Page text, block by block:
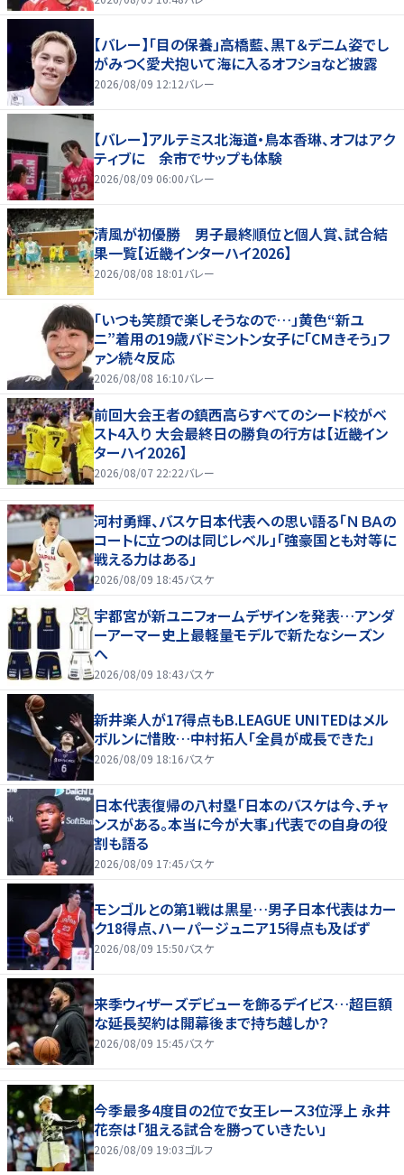
【バレー】「目の保養」高橋藍、黒Ｔ＆デニム姿でし
がみつく愛犬抱いて海に入るオフショなど披露
2026/08/09 12:12バレー
【バレー】アルテミス北海道・鳥本香琳、オフはアク
ティブに 余市でサップも体験
2026/08/09 06:00バレー
清風が初優勝 男子最終順位と個人賞、試合結
果一覧【近畿インターハイ2026】
2026/08/08 18:01 バレー
「いつも笑顔で楽しそうなので…」黄色“新ユ
ニ”着用の19歳バドミントン女子に「CMきそう」フ
ァン続々反応
2026/08/08 16:10バレー
前回大会王者の鎮西高らすべてのシード校がベ
スト4入り 大会最終日の勝負の行方は【近畿イン
ターハイ2026】
2026/08/07 22:22バレー
河村勇輝、バスケ日本代表への思い語る「ＮＢＡの
コートに立つのは同じレベル」「強豪国とも対等に
戦える力はある」
2026/08/09 18:45バスケ
宇都宮が新ユニフォームデザインを発表…アンダ
ーアーマー史上最軽量モデルで新たなシーズン
へ
2026/08/09 18:43バスケ
新井楽人が17得点もB.LEAGUE UNITEDはメル
ボルンに惜敗…中村拓人「全員が成長できた」
2026/08/09 18:16バスケ
日本代表復帰の八村塁「日本のバスケは今、チャ
ンスがある。本当に今が大事」代表での自身の役
割も語る
2026/08/09 17:45バスケ
モンゴルとの第1戦は黒星…男子日本代表はカー
ク18得点、ハーパージュニア15得点も及ばず
2026/08/09 15:50バスケ
来季ウィザーズデビューを飾るデイビス…超巨額
な延長契約は開幕後まで持ち越しか？
2026/08/09 15:45バスケ
今季最多4度目の2位で女王レース3位浮上 永井
花奈は「狙える試合を勝っていきたい」
2026/08/09 19:03ゴルフ